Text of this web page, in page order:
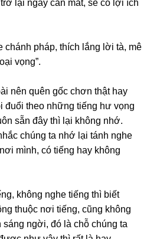
lại ngay căn mắt, sẽ có lợi ích
chánh pháp, thích lắng lời tà, mê
vọng”.
nên quên gốc chơn thật hay
đuổi theo những tiếng hư vọng
sẵn đây thì lại không nhớ.
chúng ta nhớ lại tánh nghe
mình, có tiếng hay không
không nghe tiếng thì biết
thuộc nơi tiếng, cũng không
ngời, đó là chỗ chúng ta